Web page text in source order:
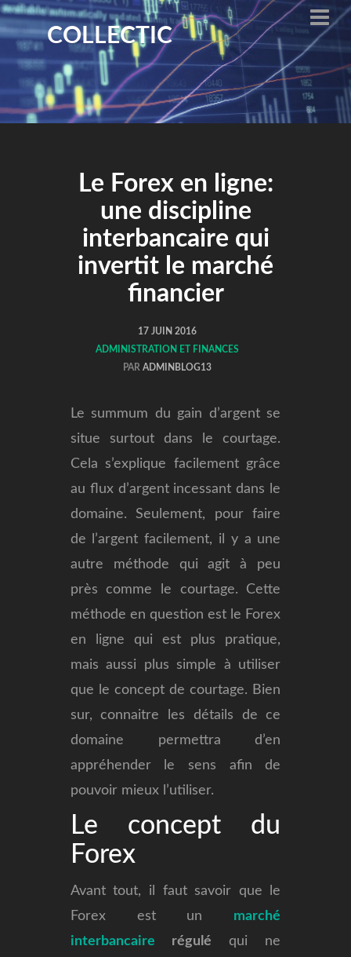
COLLECTIC
Le Forex en ligne:
une discipline
interbancaire qui
invertit le marché
financier
17 JUIN 2016
ADMINISTRATION ET FINANCES
PAR ADMINBLOG13
Le summum du gain d’argent se
situe surtout dans le courtage.
Cela s’explique facilement grâce
au flux d’argent incessant dans le
domaine. Seulement, pour faire
de l’argent facilement, il y a une
autre méthode qui agit à peu
près comme le courtage. Cette
méthode en question est le Forex
en ligne qui est plus pratique,
mais aussi plus simple à utiliser
que le concept de courtage. Bien
sur, connaitre les détails de ce
domaine permettra d’en
appréhender le sens afin de
pouvoir mieux l’utiliser.
Le concept du
Forex
Avant tout, il faut savoir que le
Forex est un marché
interbancaire régulé qui ne